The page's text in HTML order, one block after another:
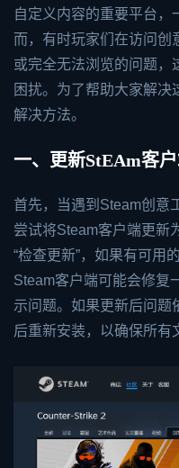
自定义内容的重要平台，
而，有时玩家们在访问创
或完全无法浏览的问题，
困扰。为了帮助大家解
解决方法。
一、更新StEAm客
首先，当遇到Steam创意
尝试将Steam客户端更新
“检查更新”，如果有可用
Steam客户端可能会修复
示问题。如果更新后问题
后重新安装，以确保所有